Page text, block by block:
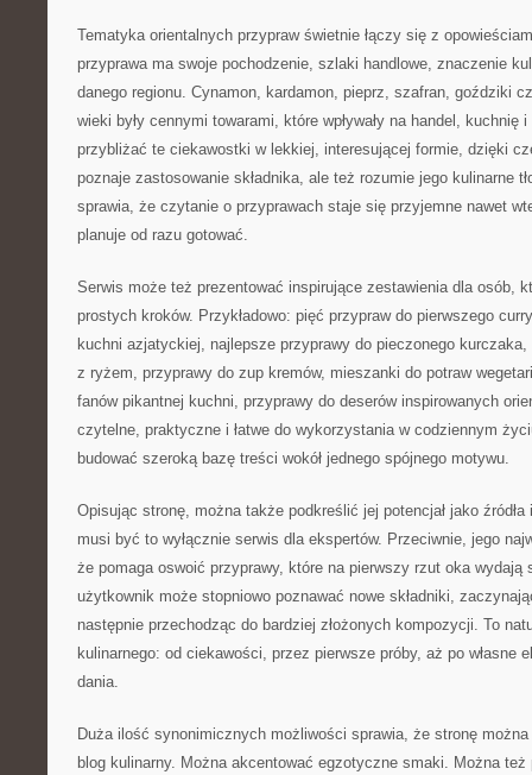
Tematyka orientalnych przypraw świetnie łączy się z
przyprawa ma swoje pochodzenie, szlaki handlowe, znaczenie
danego regionu. Cynamon, kardamon, pieprz, szafran, goździki
wieki były cennymi towarami, które wpływały na handel, kuchnię
przybliżać te ciekawostki w lekkiej, interesującej formie, dzięki
poznaje zastosowanie składnika, ale też rozumie jego kulinarne
sprawia, że czytanie o przyprawach staje się przyjemne nawet
planuje od razu gotować.
Serwis może też prezentować inspirujące zestawienia dla osób,
prostych kroków. Przykładowo: pięć przypraw do pierwszego
kuchni azjatyckiej, najlepsze przyprawy do pieczonego
z ryżem, przyprawy do zup kremów, mieszanki do potraw
fanów pikantnej kuchni, przyprawy do deserów inspirowanych
czytelne, praktyczne i łatwe do wykorzystania w codziennym
budować szeroką bazę treści wokół jednego spójnego motywu.
Opisując stronę, można także podkreślić jej potencjał jako
musi być to wyłącznie serwis dla ekspertów. Przeciwnie, jego
że pomaga oswoić przyprawy, które na pierwszy rzut oka
użytkownik może stopniowo poznawać nowe składniki,
następnie przechodząc do bardziej złożonych kompozycji. To
kulinarnego: od ciekawości, przez pierwsze próby, aż po własne
dania.
Duża ilość synonimicznych możliwości sprawia, że stronę
blog kulinarny. Można akcentować egzotyczne smaki. Można też